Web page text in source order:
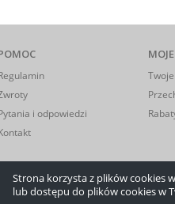
Strona korzysta z plików cookies
lub dostępu do plików cookies w
i odpowiedzi